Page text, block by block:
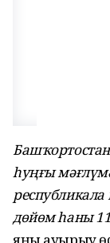
һуңғы
республикала
дөйөм һаны